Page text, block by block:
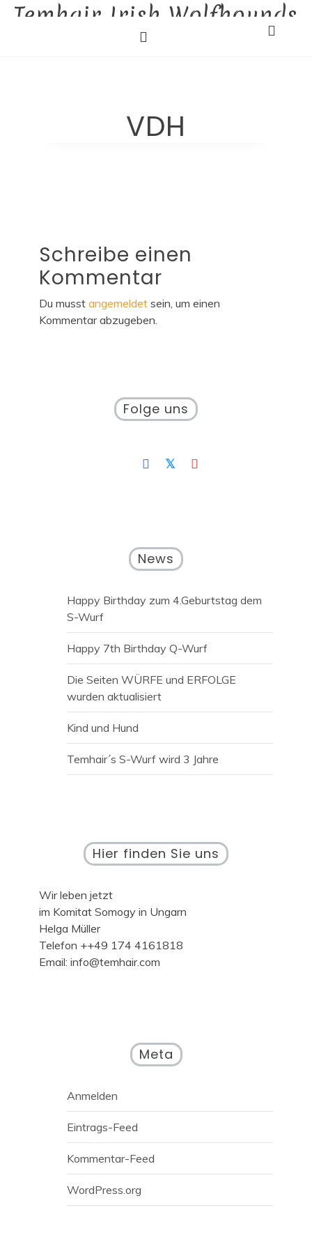
SkipTemhair Irish Wolfhounds
Liebhaberzucht
VDH
Schreibe einen
Kommentar
Du musst angemeldet sein, um einen
Kommentar abzugeben.
Folge uns
News
Happy Birthday zum 4.Geburtstag dem
S-Wurf
Happy 7th Birthday Q-Wurf
Die Seiten WÜRFE und ERFOLGE
wurden aktualisiert
Kind und Hund
Temhair´s S-Wurf wird 3 Jahre
Hier finden Sie uns
Wir leben jetzt
im Komitat Somogy in Ungarn
Helga Müller
Telefon ++49 174 4161818
Email: info@temhair.com
Meta
Anmelden
Eintrags-Feed
Kommentar-Feed
WordPress.org